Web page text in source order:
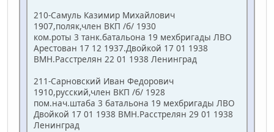
210-Самуль Казимир Михайлович
1907,поляк,член ВКП /б/ 1930
ком.роты 3 танк.батальона 19 мехбригады ЛВО
Арестован 17 12 1937.Двойкой 17 01 1938
ВМН.Расстрелян 22 01 1938 Ленинград
211-Сарновский Иван Федорович
1910,русский,член ВКП /б/ 1928
пом.нач.штаба 3 батальона 19 мехбригады ЛВО
Двойкой 17 01 1938 ВМН.Расстрелян 29 01 1938
Ленинград